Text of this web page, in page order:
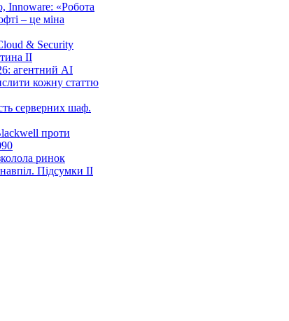
Innoware: «Робота
– це міна
& Security
ІІ
агентний AI
кожну статтю
серверних шаф.
проти
ринок
Підсумки ІІ